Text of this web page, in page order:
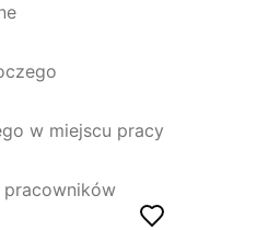
w miejscu pracy
pracowników